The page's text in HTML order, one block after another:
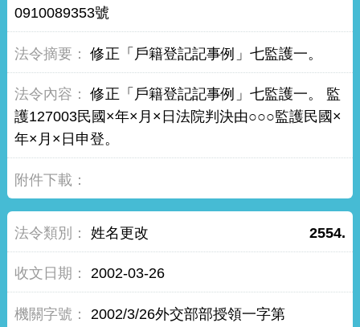
0910089353號
修正「戶籍登記記事例」七監護一。
修正「戶籍登記記事例」七監護一。 監
護127003民國×年×月×日法院判決由○○○監護民國×
年×月×日申登。
2554.
姓名更改
2002-03-26
2002/3/26外交部部授領一字第